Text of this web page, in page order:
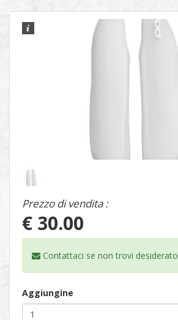
Prezzo di vendita :
€ 30.00
Contattaci se non trovi desiderato
Aggiungine